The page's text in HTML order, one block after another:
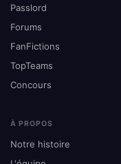
Passlord
Forums
FanFictions
TopTeams
Concours
À PROPOS
Notre histoire